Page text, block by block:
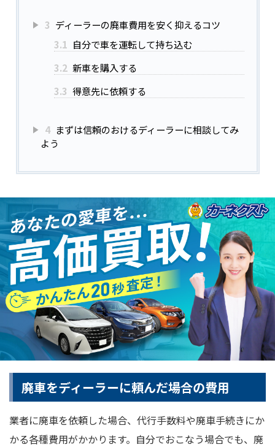
3 ディーラーの廃車費用を安く抑えるコツ
3.1 自分で車を運転して持ち込む
3.2 新車を購入する
3.3 得意先に依頼する
4 まずは信頼のおけるディーラーに相談してみ
よう
廃車をディーラーに頼んだ場合の費用
業者に廃車を依頼した場合、代行手数料や廃車手続きにか
かる各種費用がかかります。自分でおこなう場合でも、廃